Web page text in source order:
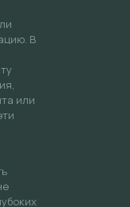
В
или